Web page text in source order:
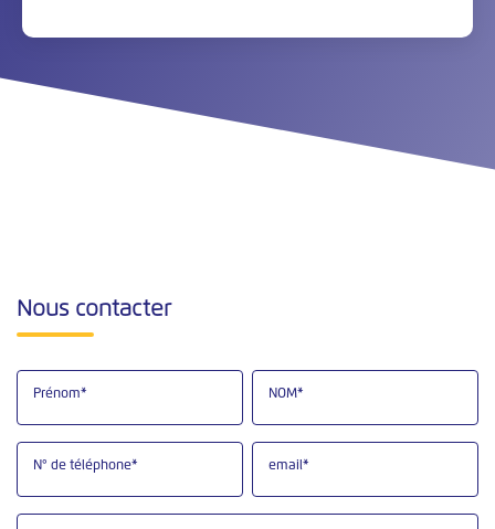
Nous contacter
Prénom* NOM*
N° de téléphone* email*